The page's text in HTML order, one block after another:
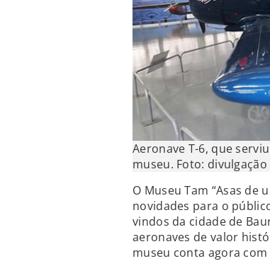
Aeronave T-6, que
museu. Foto: divulgação
O Museu Tam “Asas de
novidades para o
vindos da cidade de
aeronaves de valor
museu conta agora